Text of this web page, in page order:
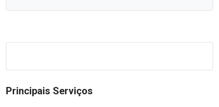
Principais Serviços